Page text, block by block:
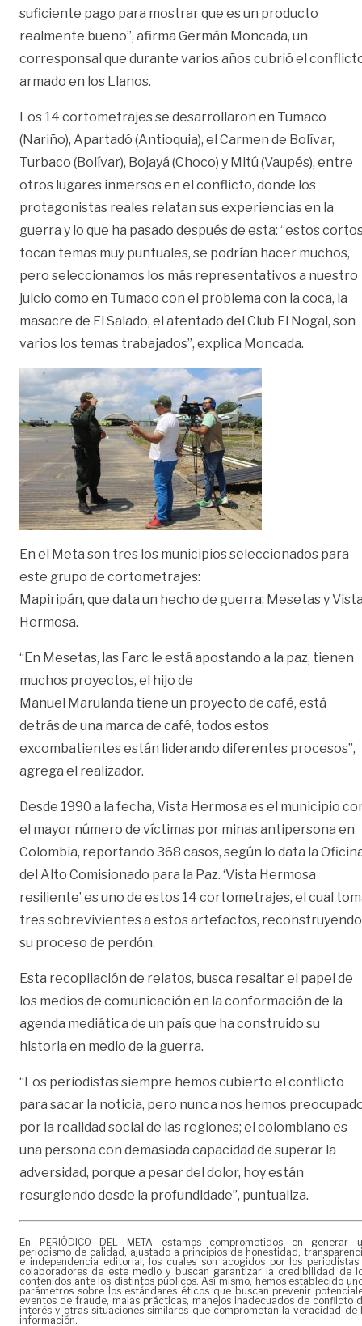
suficiente pago para mostrar que es un producto
realmente bueno”, afirma Germán Moncada, un
corresponsal que durante varios años cubrió el
armado en los Llanos.
Los 14 cortometrajes se desarrollaron en Tumaco
(Nariño), Apartadó (Antioquia), el Carmen de Bolívar,
Turbaco (Bolívar), Bojayá (Choco) y Mitú (Vaupés), entre
otros lugares inmersos en el conflicto, donde los
protagonistas reales relatan sus experiencias en la
guerra y lo que ha pasado después de esta: “estos
tocan temas muy puntuales, se podrían hacer muchos,
pero seleccionamos los más representativos a nuestro
juicio como en Tumaco con el problema con la coca, la
masacre de El Salado, el atentado del Club El Nogal, son
varios los temas trabajados”, explica Moncada.
En el Meta son tres los municipios seleccionados para
este grupo de cortometrajes:
Mapiripán, que data un hecho de guerra; Mesetas y
Hermosa.
“En Mesetas, las Farc le está apostando a la paz, tienen
muchos proyectos, el hijo de
Manuel Marulanda tiene un proyecto de café, está
detrás de una marca de café, todos estos
excombatientes están liderando diferentes procesos”,
agrega el realizador.
Desde 1990 a la fecha, Vista Hermosa es el municipio
el mayor número de víctimas por minas antipersona en
Colombia, reportando 368 casos, según lo data la
del Alto Comisionado para la Paz. ‘Vista Hermosa
resiliente’ es uno de estos 14 cortometrajes, el cual
tres sobrevivientes a estos artefactos, reconstruyendo
su proceso de perdón.
Esta recopilación de relatos, busca resaltar el papel de
los medios de comunicación en la conformación de la
agenda mediática de un país que ha construido su
historia en medio de la guerra.
“Los periodistas siempre hemos cubierto el conflicto
para sacar la noticia, pero nunca nos hemos
por la realidad social de las regiones; el colombiano es
una persona con demasiada capacidad de superar la
adversidad, porque a pesar del dolor, hoy están
resurgiendo desde la profundidade”, puntualiza.
En PERIÓDICO DEL META estamos comprometidos en generar
periodismo de calidad, ajustado a principios de honestidad,
e independencia editorial, los cuales son acogidos por los periodistas
colaboradores de este medio y buscan garantizar la credibilidad de
contenidos ante los distintos públicos. Así mismo, hemos establecido
parámetros sobre los estándares éticos que buscan prevenir
eventos de fraude, malas prácticas, manejos inadecuados de conflicto
interés y otras situaciones similares que comprometan la veracidad de
información.